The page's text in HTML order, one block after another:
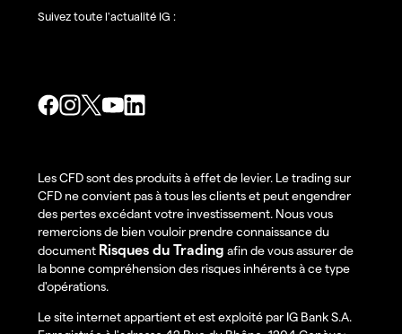
Suivez toute l'actualité IG :
Les CFD sont des produits à effet de levier. Le trading sur
CFD ne convient pas à tous les clients et peut engendrer
des pertes excédant votre investissement. Nous vous
remercions de bien vouloir prendre connaissance du
document Risques du Trading afin de vous assurer de
la bonne compréhension des risques inhérents à ce type
d'opérations.
Le site internet appartient et est exploité par IG Bank S.A.